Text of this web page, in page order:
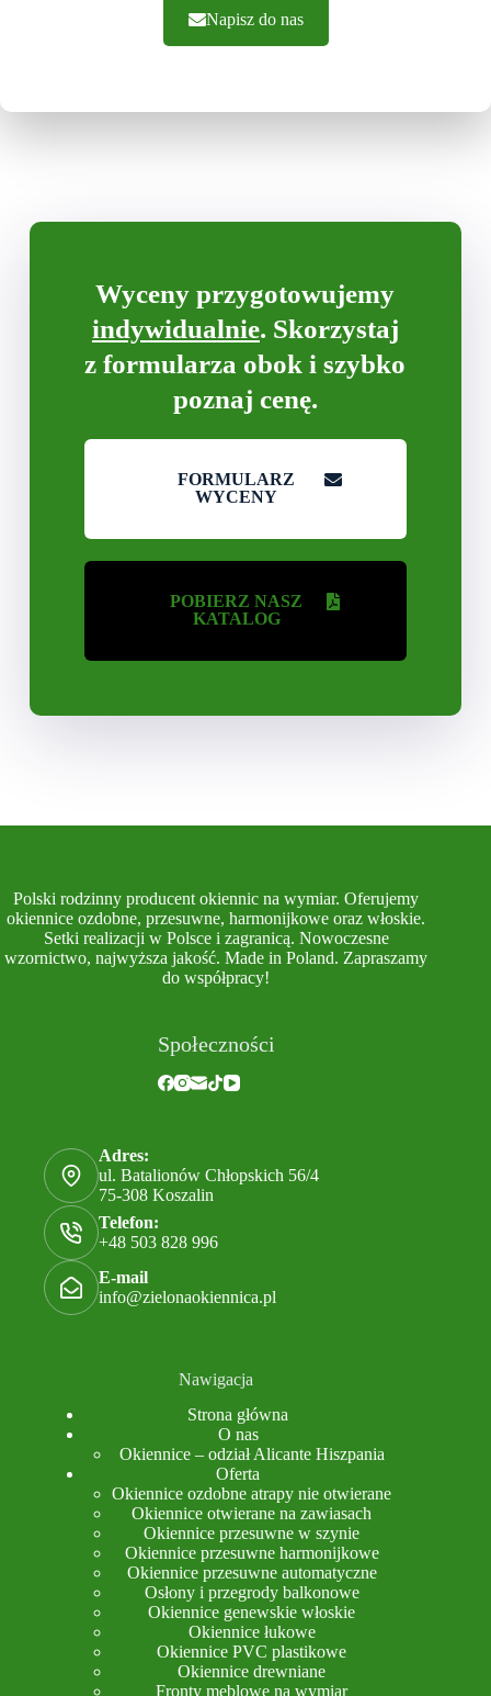
Napisz do nas
Wyceny przygotowujemy
indywidualnie. Skorzystaj
z formularza obok i szybko
poznaj cenę.
FORMULARZ
WYCENY
POBIERZ NASZ
KATALOG
Polski rodzinny producent okiennic na wymiar. Oferujemy
okiennice ozdobne, przesuwne, harmonijkowe oraz włoskie.
Setki realizacji w Polsce i zagranicą. Nowoczesne
wzornictwo, najwyższa jakość. Made in Poland. Zapraszamy
do współpracy!
Społeczności
Adres:
ul. Batalionów Chłopskich 56/4
75-308 Koszalin
Telefon:
+48 503 828 996
E-mail
info@zielonaokiennica.pl
Nawigacja
Strona główna
O nas
Okiennice – odział Alicante Hiszpania
Oferta
Okiennice ozdobne atrapy nie otwierane
Okiennice otwierane na zawiasach
Okiennice przesuwne w szynie
Okiennice przesuwne harmonijkowe
Okiennice przesuwne automatyczne
Osłony i przegrody balkonowe
Okiennice genewskie włoskie
Okiennice łukowe
Okiennice PVC plastikowe
Okiennice drewniane
Fronty meblowe na wymiar